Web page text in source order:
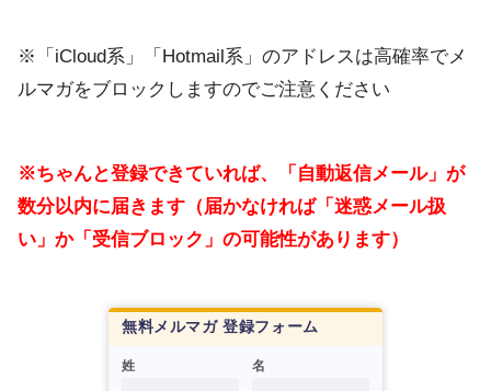
※「iCloud系」「Hotmail系」のアドレスは高確率でメ
ルマガをブロックしますのでご注意ください
※ちゃんと登録できていれば、「自動返信メール」が
数分以内に届きます（届かなければ「迷惑メール扱
い」か「受信ブロック」の可能性があります）
無料メルマガ 登録フォーム
姓 名